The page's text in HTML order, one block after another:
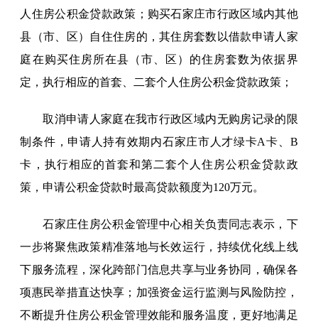
人住房公积金贷款政策；购买石家庄市行政区域内其他
县（市、区）自住住房的，其住房套数以借款申请人家
庭在购买住房所在县（市、区）的住房套数为依据界
定，执行相应的首套、二套个人住房公积金贷款政策；
取消申请人家庭在我市行政区域内无购房记录的限
制条件，申请人持有效期内石家庄市人才绿卡A卡、B
卡，执行相应的首套和第二套个人住房公积金贷款政
策，申请公积金贷款时最高贷款额度为120万元。
石家庄住房公积金管理中心相关负责同志表示，下
一步将聚焦政策精准落地与长效运行，持续优化线上线
下服务流程，深化跨部门信息共享与业务协同，确保各
项惠民举措直达快享；加强资金运行监测与风险防控，
不断提升住房公积金管理效能和服务温度，更好地满足